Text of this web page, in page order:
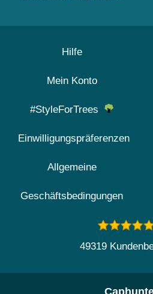
Hilfe
Mein Konto
#StyleForTrees
Einwilligungspräferenzen
Allgemeine
Geschäftsbedingungen
49319